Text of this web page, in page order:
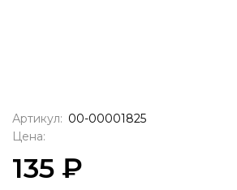
Артикул: 00-00001825
Цена:
135 ₽